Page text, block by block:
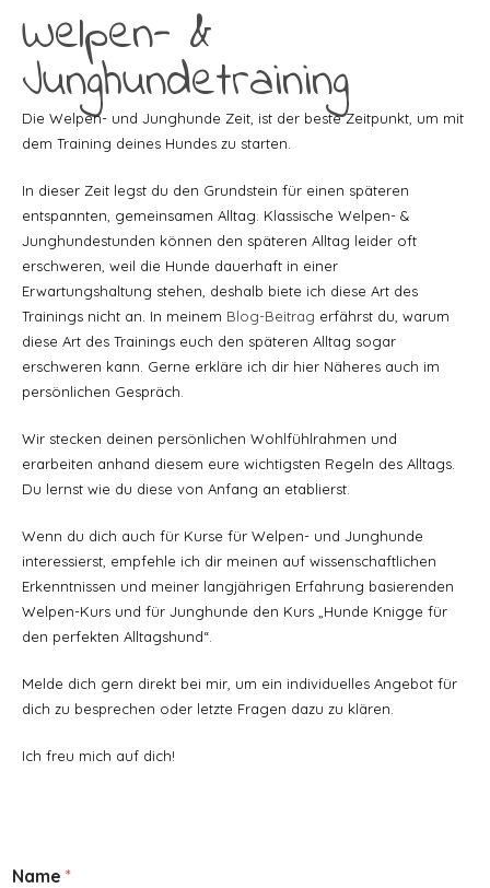
Welpen- &
Junghundetraining
Die Welpen- und Junghunde Zeit, ist der beste Zeitpunkt, um mit
dem Training deines Hundes zu starten.
In dieser Zeit legst du den Grundstein für einen späteren
entspannten, gemeinsamen Alltag. Klassische Welpen- &
Junghundestunden können den späteren Alltag leider oft
erschweren, weil die Hunde dauerhaft in einer
Erwartungshaltung stehen, deshalb biete ich diese Art des
Trainings nicht an. In meinem Blog-Beitrag erfährst du, warum
diese Art des Trainings euch den späteren Alltag sogar
erschweren kann. Gerne erkläre ich dir hier Näheres auch im
persönlichen Gespräch.
Wir stecken deinen persönlichen Wohlfühlrahmen und
erarbeiten anhand diesem eure wichtigsten Regeln des Alltags.
Du lernst wie du diese von Anfang an etablierst.
Wenn du dich auch für Kurse für Welpen- und Junghunde
interessierst, empfehle ich dir meinen auf wissenschaftlichen
Erkenntnissen und meiner langjährigen Erfahrung basierenden
Welpen-Kurs und für Junghunde den Kurs „Hunde Knigge für
den perfekten Alltagshund“.
Melde dich gern direkt bei mir, um ein individuelles Angebot für
dich zu besprechen oder letzte Fragen dazu zu klären.
Ich freu mich auf dich!
Name *